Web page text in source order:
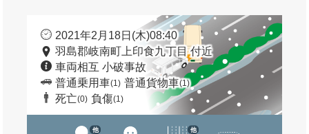
2021年2月18日(木)08:40
羽島郡岐南町上印食九丁目 付近
車両相互 小破事故
普通乗用車(1) 普通貨物車(1)
死亡(0) 負傷(1)
他 他